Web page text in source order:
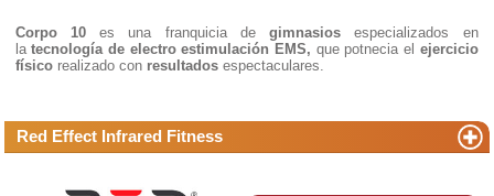
Corpo 10 es una franquicia de gimnasios especializados en
la tecnología de electro estimulación EMS, que potnecia el ejercicio
físico realizado con resultados espectaculares.
Red Effect Infrared Fitness